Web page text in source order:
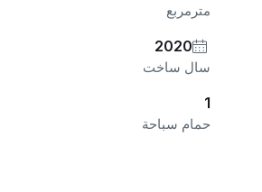
مترمربع
2020
سال ساخت
1
حمام سباحة